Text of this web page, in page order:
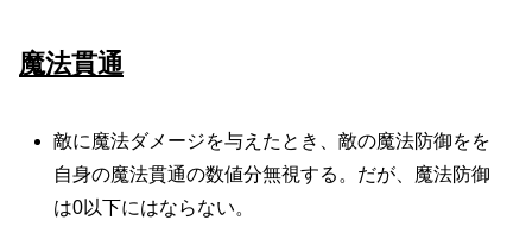
魔法貫通
敵に魔法ダメージを与えたとき、敵の魔法防御をを
自身の魔法貫通の数値分無視する。だが、魔法防御
は0以下にはならない。